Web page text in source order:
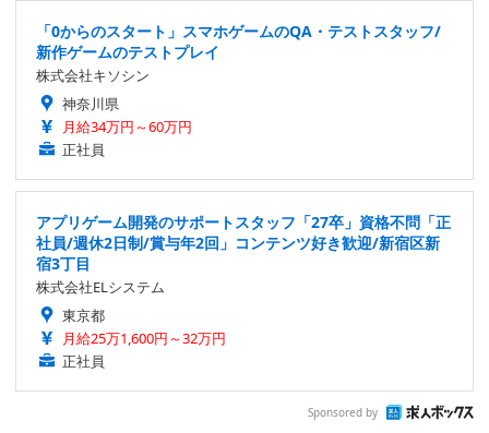
「0からのスタート」スマホゲームのQA・テストスタッフ/
新作ゲームのテストプレイ
株式会社キソシン
神奈川県
月給34万円～60万円
正社員
アプリゲーム開発のサポートスタッフ「27卒」資格不問「正
社員/週休2日制/賞与年2回」コンテンツ好き歓迎/新宿区新
宿3丁目
株式会社ELシステム
東京都
月給25万1,600円～32万円
正社員
Sponsored by